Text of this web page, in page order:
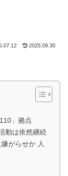
2025.09.30
」拠点
動は依然継続
がらせか 人